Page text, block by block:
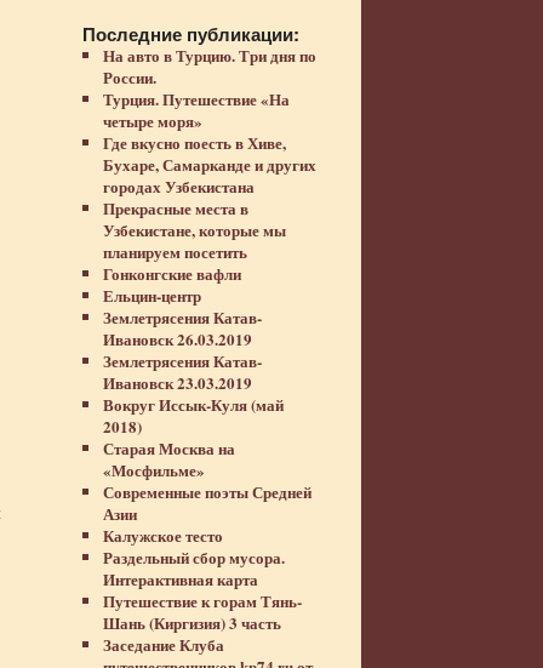
Последние публикации:
На авто в Турцию. Три дня по
России.
Турция. Путешествие «На
четыре моря»
Где вкусно поесть в Хиве,
Бухаре, Самарканде и других
городах Узбекистана
Прекрасные места в
Узбекистане, которые мы
планируем посетить
Гонконгские вафли
Ельцин-центр
Землетрясения Катав-
Ивановск 26.03.2019
Землетрясения Катав-
Ивановск 23.03.2019
Вокруг Иссык-Куля (май
2018)
Старая Москва на
«Мосфильме»
Современные поэты Средней
Азии
Калужское тесто
Раздельный сбор мусора.
Интерактивная карта
Путешествие к горам Тянь-
Шань (Киргизия) 3 часть
Заседание Клуба